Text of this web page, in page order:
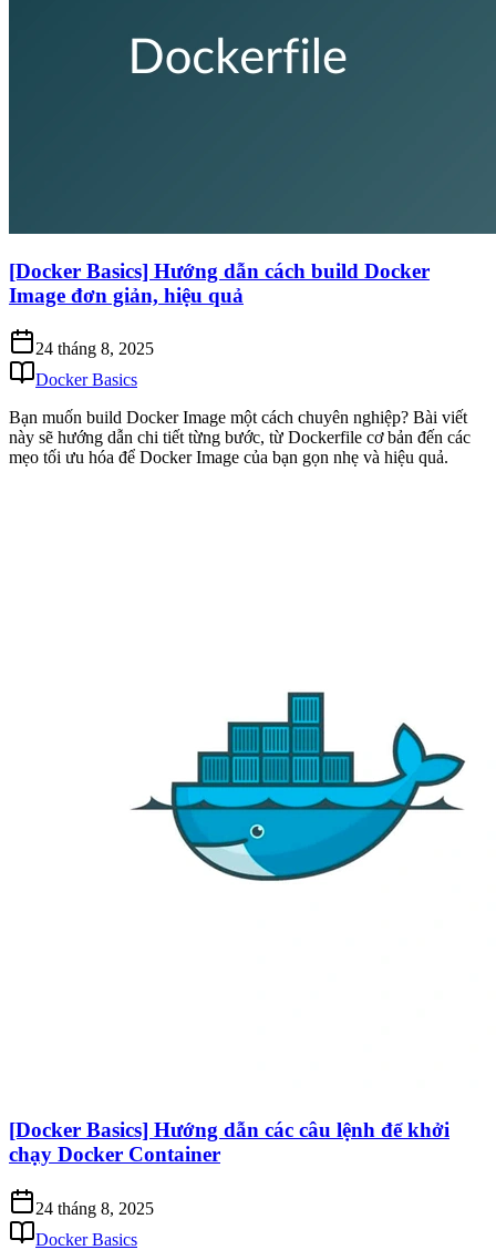
[Docker Basics] Hướng dẫn cách build Docker
Image đơn giản, hiệu quả
24 tháng 8, 2025
Docker Basics
Bạn muốn build Docker Image một cách chuyên nghiệp? Bài viết
này sẽ hướng dẫn chi tiết từng bước, từ Dockerfile cơ bản đến các
mẹo tối ưu hóa để Docker Image của bạn gọn nhẹ và hiệu quả.
[Docker Basics] Hướng dẫn các câu lệnh để khởi
chạy Docker Container
24 tháng 8, 2025
Docker Basics